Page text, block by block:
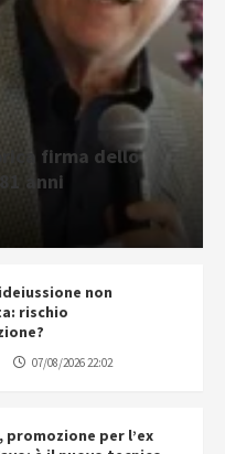
firma dello
anni
non
rischio
07/08/2026 22:02
promozione per l’ex